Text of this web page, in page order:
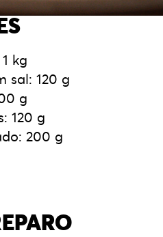
kg
sal: 120 g
g
120 g
200 g